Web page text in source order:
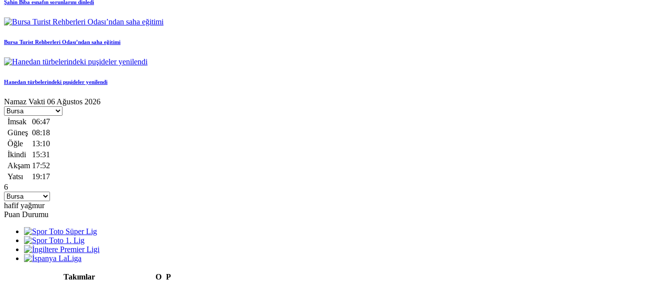
Şahin Biba esnafın sorunlarını dinledi
Bursa Turist Rehberleri Odası’ndan saha eğitimi
Hanedan türbelerindeki puşideler yenilendi
Namaz Vakti 06 Ağustos 2026
İmsak
06:47
Güneş 08:18
Öğle
13:10
İkindi
15:31
Akşam 17:52
Yatsı
19:17
6
hafif yağmur
Puan Durumu
Takımlar O P